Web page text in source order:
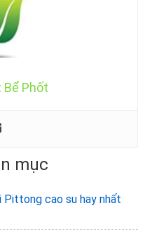
Bể Phốt
mục
cao su hay nhất